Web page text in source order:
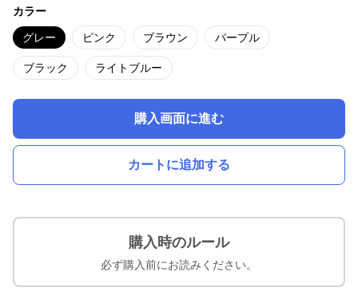
カラー
グレー ピンク ブラウン パープル
ブラック ライトブルー
購入画面に進む
カートに追加する
購入時のルール
必ず購入前にお読みください。